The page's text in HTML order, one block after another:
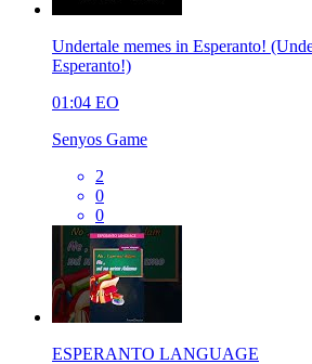
Undertale memes in Esperanto!
Esperanto!)
01:04 EO
Senyos Game
2
0
0
ESPERANTO LANGUAGE